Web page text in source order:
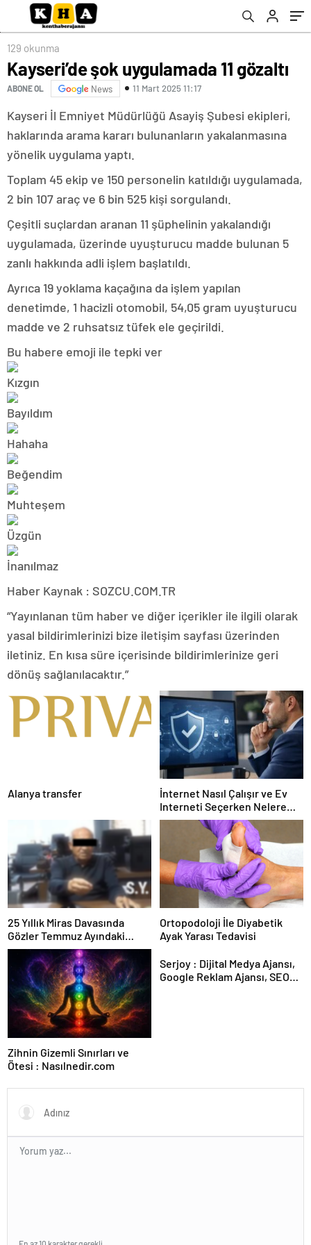
129 okunma
Kayseri’de şok uygulamada 11 gözaltı
ABONE OL News 11 Mart 2025 11:17
Kayseri İl Emniyet Müdürlüğü Asayiş Şubesi ekipleri,
haklarında arama kararı bulunanların yakalanmasına
yönelik uygulama yaptı.
Toplam 45 ekip ve 150 personelin katıldığı uygulamada,
2 bin 107 araç ve 6 bin 525 kişi sorgulandı.
Çeşitli suçlardan aranan 11 şüphelinin yakalandığı
uygulamada, üzerinde uyuşturucu madde bulunan 5
zanlı hakkında adli işlem başlatıldı.
Ayrıca 19 yoklama kaçağına da işlem yapılan
denetimde, 1 hacizli otomobil, 54,05 gram uyuşturucu
madde ve 2 ruhsatsız tüfek ele geçirildi.
Bu habere emoji ile tepki ver
Haber Kaynak : SOZCU.COM.TR
“Yayınlanan tüm haber ve diğer içerikler ile ilgili olarak
yasal bildirimlerinizi bize iletişim sayfası üzerinden
iletiniz. En kısa süre içerisinde bildirimlerinize geri
dönüş sağlanılacaktır.”
Alanya transfer
İnternet Nasıl Çalışır ve Ev
Interneti Seçerken Nelere
Dikkat Etmelisiniz
25 Yıllık Miras Davasında
Gözler Temmuz Ayındaki
Karar Duruşmasına Çevrildi
Ortopodoloji İle Diyabetik
Ayak Yarası Tedavisi
Zihnin Gizemli Sınırları ve
Ötesi : Nasılnedir.com
Serjoy : Dijital Medya Ajansı,
Google Reklam Ajansı, SEO